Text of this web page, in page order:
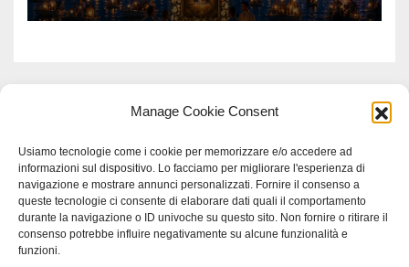
Manage Cookie Consent
Usiamo tecnologie come i cookie per memorizzare e/o accedere ad
informazioni sul dispositivo. Lo facciamo per migliorare l'esperienza di
navigazione e mostrare annunci personalizzati. Fornire il consenso a
queste tecnologie ci consente di elaborare dati quali il comportamento
durante la navigazione o ID univoche su questo sito. Non fornire o ritirare il
consenso potrebbe influire negativamente su alcune funzionalità e
funzioni.